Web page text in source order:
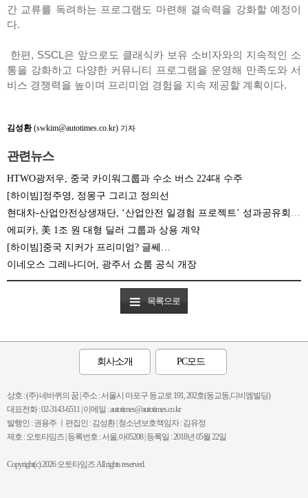
간 교류를 독려하는 프로그램도 마련해 결속력을 강화할 예정이
다.
한편, SSCL은 앞으로도 클래식카 보유 소비자와의 지속적인 소
통을 강화하고 다양한 커뮤니티 프로그램을 운영해 만족도와 서
비스 경쟁력을 높이며 프리미엄 경험을 지속 제공할 계획이다.
김성환(swkim@autotimes.co.kr) 기자
관련뉴스
HTWO광저우, 중국 카이워그룹과 수소 버스 224대 수주
[하이빔]정주영, 정몽구 그리고 정의선
현대차-산업안전상생재단, ‘산업안전 일경험 프로젝트’ 성과공유회 가져
에피카, 美 1조 원 대형 딜러 그룹과 상용 계약
[하이빔]중국 지커가 프리미엄? 글쎄…
이네오스 그레나디어, 광주서 쇼룸 공식 개장
목록으로
회사소개 PC모드
상호 : (주) 네바퀴의 꿈 | 주소 : 서울시 마포구 동교로 191, 202호(동교동,디비엠빌딩)
대표전화 : 02-3143-6511 | 이메일 : autotimes@autotimes.co.kr
발행인 : 권용주 ㅣ편집인 : 김성환 | 청소년보호책임자 : 김유정
제호 : 오토타임즈 | 등록번호 : 서울,아05208 | 등록일 : 2018년 05월 22일
Copyright(c) 2026 오토타임즈 All rights reserved.